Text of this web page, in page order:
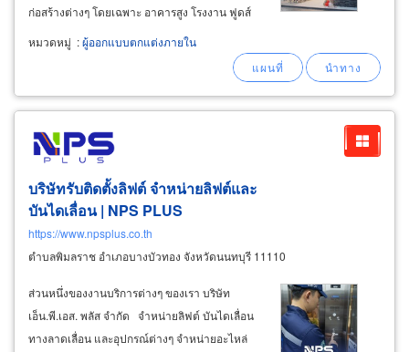
ก่อสร้างต่างๆ โดยเฉพาะ อาคารสูง โรงงาน ฟูดส์
คอร์ท หมู่บ้านจัดสรร ร้านค้า-ร้านอาหารในห้าง
สรรพสินค้า ภัตตาคาร ช็อปร้านค้า โกดัง คลัง
สินค้า ให้บริการสะดวกรวดเร็วในกรุงเทพ จังหวัด
ใกล้เคียง
หมวดหมู่ :ผู้ออกแบบตกแต่งภายใน
บริษัทรับติดตั้งลิฟต์ จำหน่ายลิฟต์และ
บันไดเลื่อน | NPS PLUS
https://www.npsplus.co.th
ตำบลพิมลราช อำเภอบางบัวทอง จังหวัดนนทบุรี 11110
ส่วนหนึ่งของงานบริการต่างๆ ของเรา บริษัท
เอ็น.พี.เอส. พลัส จำกัด จำหน่ายลิฟต์ บันไดเลื่อน
ทางลาดเลื่อน และอุปกรณ์ต่างๆ จำหน่ายอะไหล่